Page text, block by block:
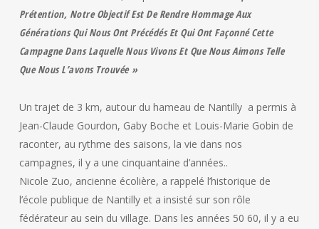
Prétention, Notre Objectif Est De Rendre Hommage Aux
Générations Qui Nous Ont Précédés Et Qui Ont Façonné Cette
Campagne Dans Laquelle Nous Vivons Et Que Nous Aimons Telle
Que Nous L’avons Trouvée »
Un trajet de 3 km, autour du hameau de Nantilly a permis à
Jean-Claude Gourdon, Gaby Boche et Louis-Marie Gobin de
raconter, au rythme des saisons, la vie dans nos
campagnes, il y a une cinquantaine d’années..
Nicole Zuo, ancienne écolière, a rappelé l’historique de
l’école publique de Nantilly et a insisté sur son rôle
fédérateur au sein du village. Dans les années 50 60, il y a eu